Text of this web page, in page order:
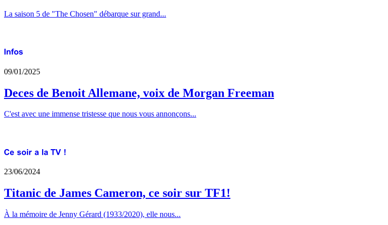
La saison 5 de "The Chosen" débarque sur grand...
09/01/2025
Deces de Benoit Allemane, voix de Morgan Freeman
C'est avec une immense tristesse que nous vous annonçons...
23/06/2024
Titanic de James Cameron, ce soir sur TF1!
À la mémoire de Jenny Gérard (1933/2020), elle nous...